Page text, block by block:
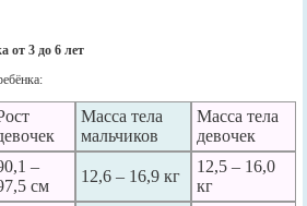
от 3 до 6 лет
Масса тела
мальчиков
Масса тела
девочек
–
см
12,6 – 16,9 кг
12,5 – 16,0
кг